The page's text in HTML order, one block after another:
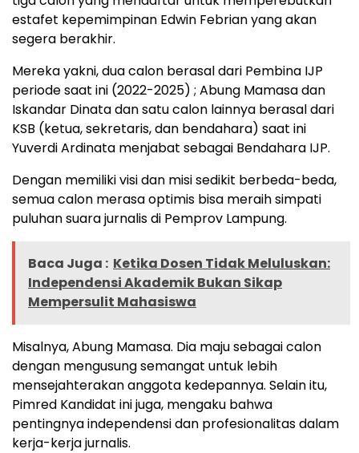
estafet kepemimpinan Edwin Febrian yang akan
segera berakhir.
Mereka yakni, dua calon berasal dari Pembina IJP
periode saat ini (2022-2025) ; Abung Mamasa dan
Iskandar Dinata dan satu calon lainnya berasal dari
KSB (ketua, sekretaris, dan bendahara) saat ini
Yuverdi Ardinata menjabat sebagai Bendahara IJP.
Dengan memiliki visi dan misi sedikit berbeda-beda,
semua calon merasa optimis bisa meraih simpati
puluhan suara jurnalis di Pemprov Lampung.
Baca Juga : Ketika Dosen Tidak Meluluskan:
Independensi Akademik Bukan Sikap
Mempersulit Mahasiswa
Misalnya, Abung Mamasa. Dia maju sebagai calon
dengan mengusung semangat untuk lebih
mensejahterakan anggota kedepannya. Selain itu,
Pimred Kandidat ini juga, mengaku bahwa
pentingnya independensi dan profesionalitas dalam
kerja-kerja jurnalis.